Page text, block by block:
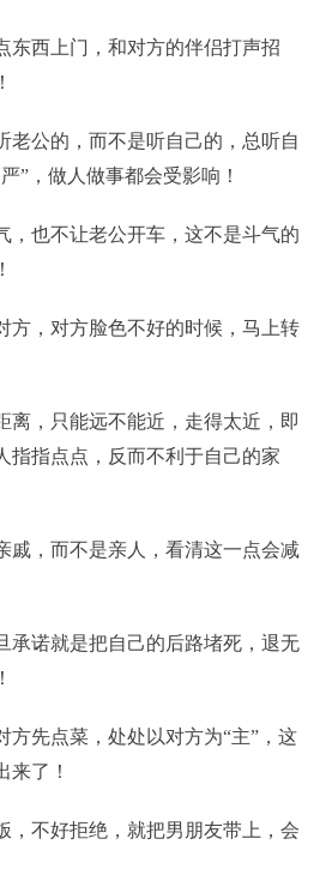
东西上门，和对方的伴侣打声招
老公的，而不是听自己的，总听自
”，做人做事都会受影响！
，也不让老公开车，这不是斗气的
方，对方脸色不好的时候，马上转
离，只能远不能近，走得太近，即
指指点点，反而不利于自己的家
戚，而不是亲人，看清这一点会减
承诺就是把自己的后路堵死，退无
方先点菜，处处以对方为“主”，这
来了！
，不好拒绝，就把男朋友带上，会